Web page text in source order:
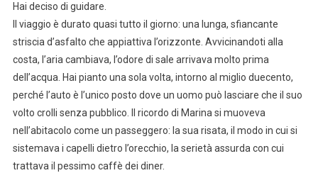
Hai deciso di guidare.
Il viaggio è durato quasi tutto il giorno: una lunga, sfiancante
striscia d’asfalto che appiattiva l’orizzonte. Avvicinandoti alla
costa, l’aria cambiava, l’odore di sale arrivava molto prima
dell’acqua. Hai pianto una sola volta, intorno al miglio duecento,
perché l’auto è l’unico posto dove un uomo può lasciare che il suo
volto crolli senza pubblico. Il ricordo di Marina si muoveva
nell’abitacolo come un passeggero: la sua risata, il modo in cui si
sistemava i capelli dietro l’orecchio, la serietà assurda con cui
trattava il pessimo caffè dei diner.